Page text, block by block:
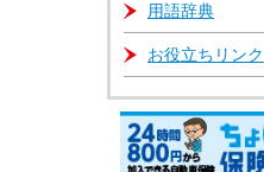
用語辞典
お役立ちリンク